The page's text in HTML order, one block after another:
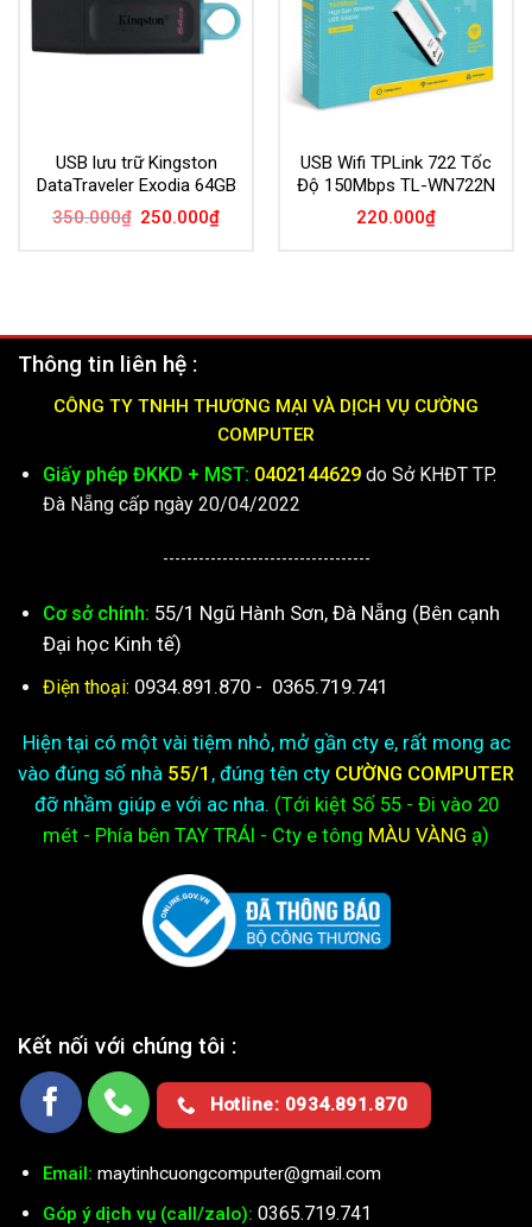
USB lưu trữ Kingston
DataTraveler Exodia 64GB
350.000₫ Giá
250.000₫Giá
USB Wifi TPLink 722 Tốc
Độ 150Mbps TL-WN722N
220.000₫
Thông tin liên hệ :
CÔNG TY TNHH THƯƠNG MẠI VÀ DỊCH VỤ CƯỜNG
COMPUTER
Giấy phép ĐKKD + MST: 0402144629do Sở KHĐT TP.
Đà Nẵng cấp ngày 20/04/2022
-----------------------------------
Cơ sở chính: 55/1 Ngũ Hành Sơn, Đà Nẵng (Bên cạnh
Đại học Kinh tế)
Điện thoại: 0934.891.870 - 0365.719.741
Hiện tại có một vài tiệm nhỏ, mở gần cty e, rất mong ac
vào đúng số nhà 55/1 , đúng tên cty CƯỜNG COMPUTER
đỡ nhầm giúp e với ac nha. (Tới kiệtSố 55 - Đi vào 20
mét - Phía bên TAY TRÁI - Cty e tông MÀU VÀNG ạ)
Kết nối với chúng tôi :
Hotline: 0934.891.870
Email: maytinhcuongcomputer@gmail.com
Góp ý dịch vụ (call/zalo): 0365.719.741